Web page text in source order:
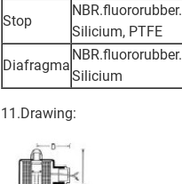
Stop
NBR.fluororubber.
Silicium, PTFE
Diafragma
NBR.fluororubber.
Silicium
11.Drawing: